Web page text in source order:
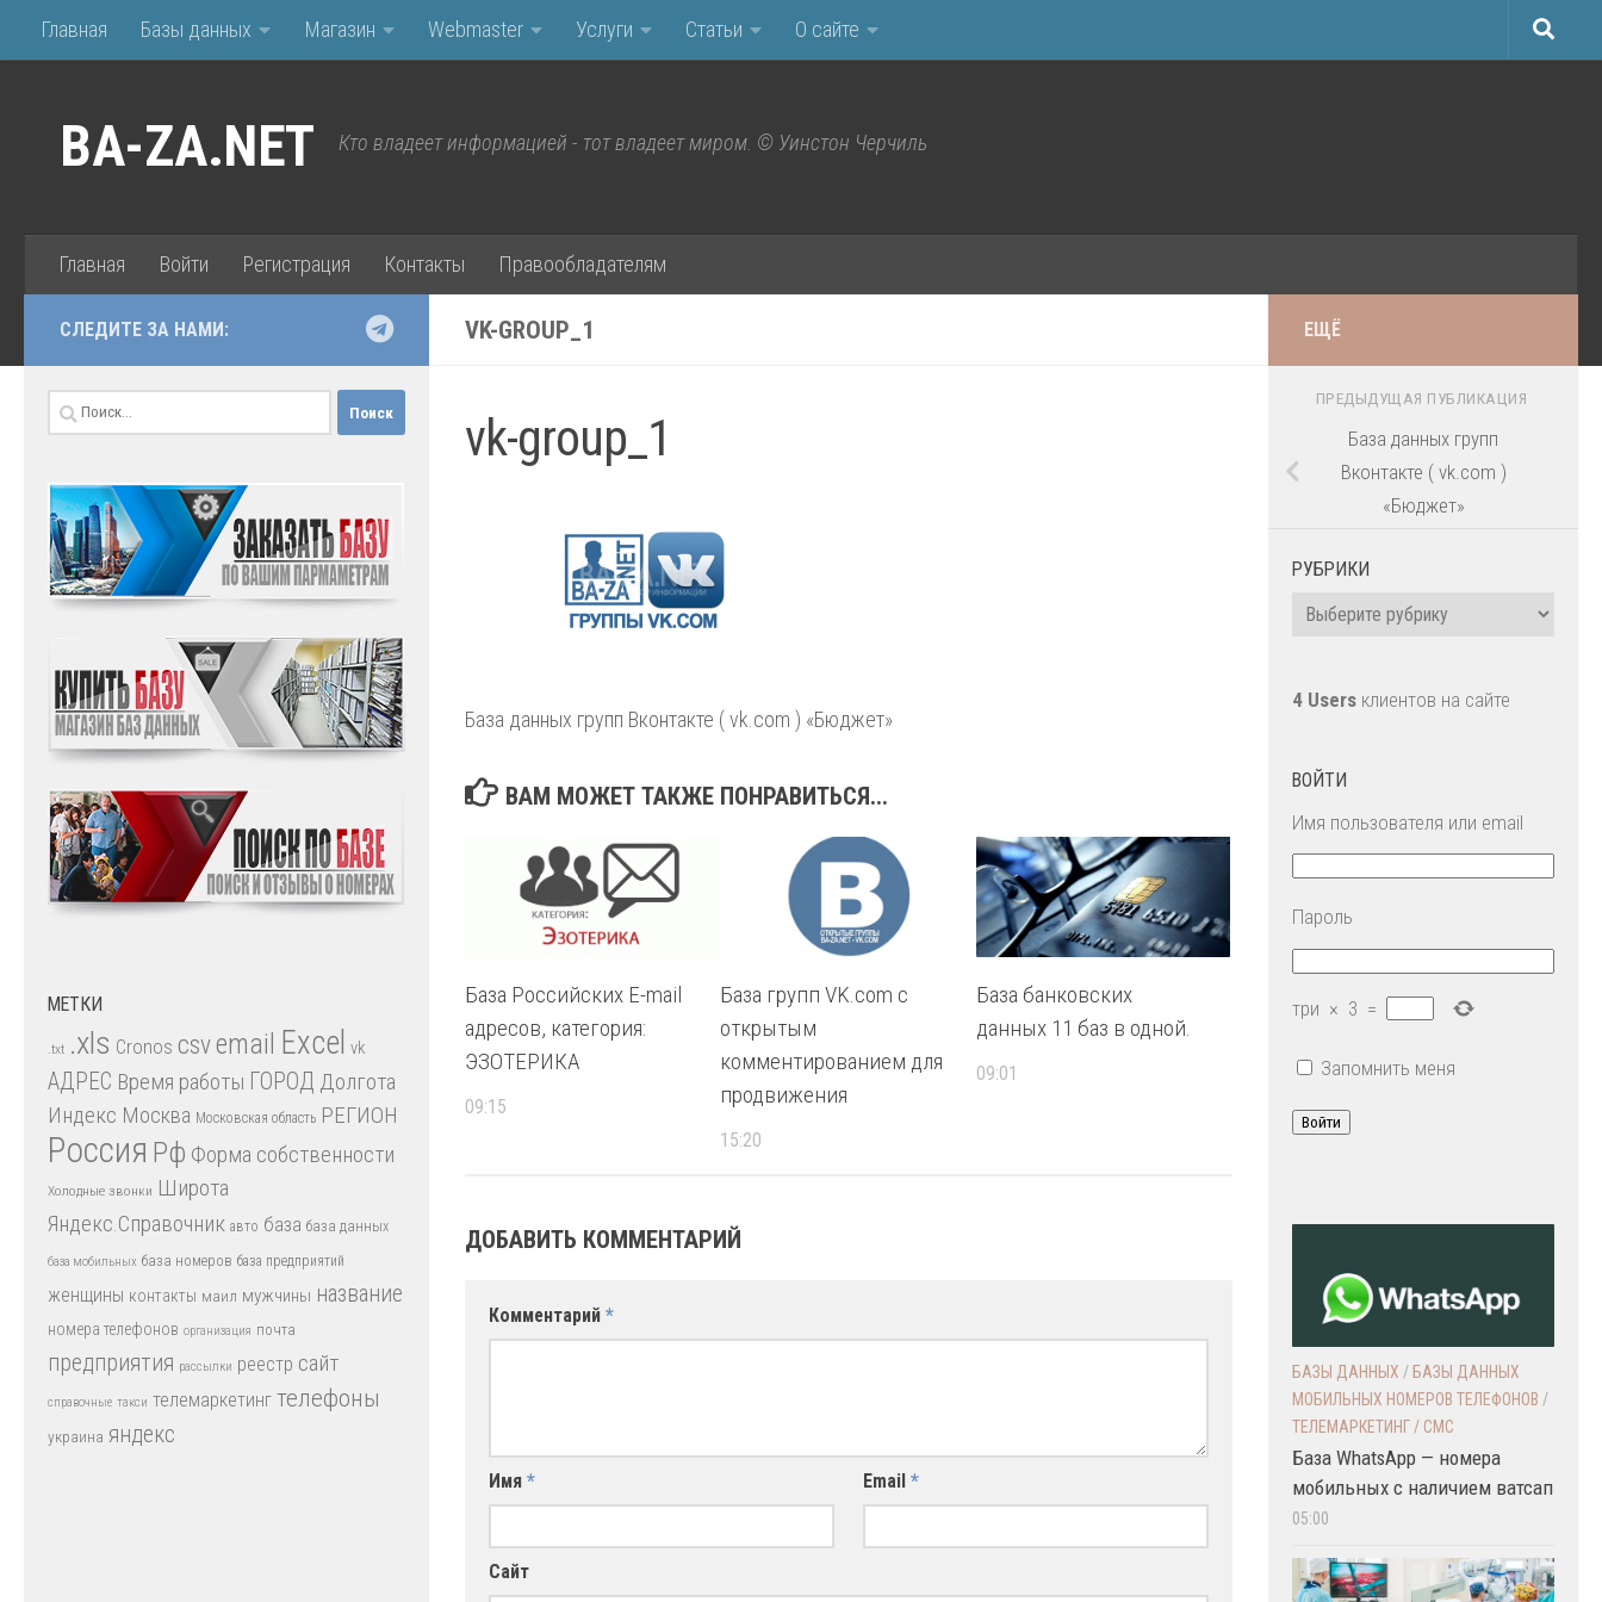
Перейти к содержимому
Главная Базы данных Магазин Webmaster Услуги Статьи О сайте
BA-ZA.NET Кто владеет информацией - тот владеет миром. © Уинстон Черчиль
Главная Войти Регистрация Контакты Правообладателям
VK-GROUP_1
vk-group_1
База данных групп Вконтакте ( vk.com ) «Бюджет»
ВАМ МОЖЕТ ТАКЖЕ ПОНРАВИТЬСЯ...
База Российских E-mail
адресов, категория:
ЭЗОТЕРИКА
09:15
База групп VK.com с
открытым
комментированием для
продвижения
15:20
База банковских
данных 11 баз в одной.
09:01
ДОБАВИТЬ КОММЕНТАРИЙ
Комментарий *
Имя * Email*
Сайт
СЛЕДИТЕ ЗА НАМИ:
Найти:
МЕТКИ
.txt .xls Cronos csvemail Excel vk
АДРЕС Время работы ГОРОД Долгота
Индекс Москва Московская область РЕГИОН
Россия Рф Форма собственности
Холодные звонки Широта
Яндекс.Справочник авто база база данных
база мобильных база номеров база предприятий
женщины контакты маил мужчины название
номера телефонов организация почта
предприятия рассылки реестр сайт
справочные такси телемаркетинг телефоны
украина яндекс
ЕЩЁ
ПРЕДЫДУЩАЯ ПУБЛИКАЦИЯ
База данных групп
Вконтакте ( vk.com )
«Бюджет»
РУБРИКИ
Рубрики
4 Users клиентов на сайте
ВОЙТИ
Имя пользователя или email
Пароль
три × 3 =
Запомнить меня
Войти
БАЗЫ ДАННЫХ / БАЗЫ ДАННЫХ
МОБИЛЬНЫХ НОМЕРОВ ТЕЛЕФОНОВ /
ТЕЛЕМАРКЕТИНГ / СМС
База WhatsApp — номера
мобильных с наличием ватсап
05:00